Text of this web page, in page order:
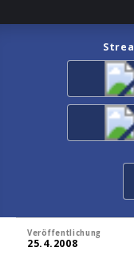
Veröffentlichung
25.4.2008